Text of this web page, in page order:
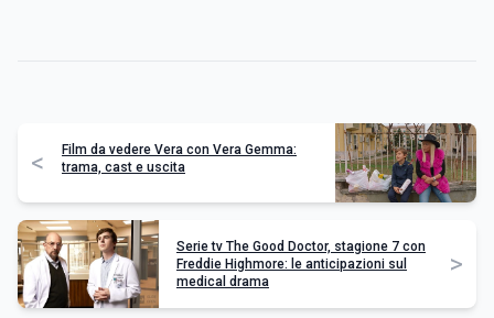
<
Film da vedere Vera con Vera Gemma:
trama, cast e uscita
Serie tv The Good Doctor, stagione 7 con
Freddie Highmore: le anticipazioni sul
medical drama
>